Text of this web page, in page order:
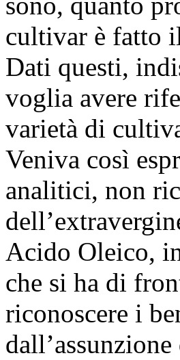
cultivar è fatto
Dati questi,
voglia avere
varietà di
Veniva così
analitici, non
Acido Oleico,
che si ha di
riconoscere i